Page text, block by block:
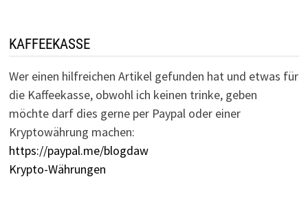
KAFFEEKASSE
Wer einen hilfreichen Artikel gefunden hat und etwas für
die Kaffeekasse, obwohl ich keinen trinke, geben
möchte darf dies gerne per Paypal oder einer
Kryptowährung machen:
https://paypal.me/blogdaw
Krypto-Währungen